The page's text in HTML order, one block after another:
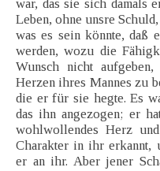
war, das sie sich damals
Leben, ohne unsre
was es sein könnte, daß
werden, wozu die
Wunsch nicht
Herzen ihres Mannes zu
die er für sie hegte. Es
das ihn angezogen; er
wohlwollendes Herz
Charakter in ihr erkannt,
er an ihr. Aber jener